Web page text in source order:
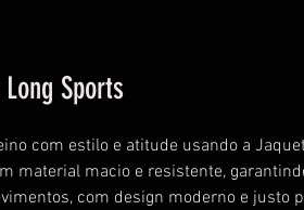
Sports
com estilo e atitude usando a
material macio e resistente,
com design moderno e justo